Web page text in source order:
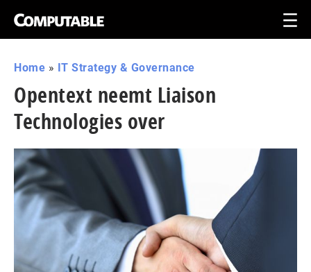
Home » IT Strategy & Governance
Opentext neemt Liaison
Technologies over